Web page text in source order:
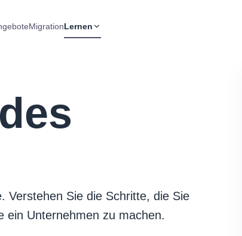
MigrationLernen
Verstehen Sie die Schritte, die Sie
ein Unternehmen zu machen.